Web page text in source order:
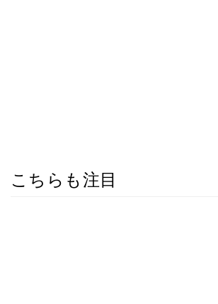
こちらも注目